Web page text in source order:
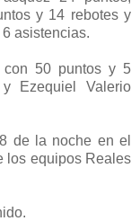
y 14 rebotes y
asistencias.
con 50 puntos y 5
Ezequiel Valerio
de la noche en el
los equipos Reales